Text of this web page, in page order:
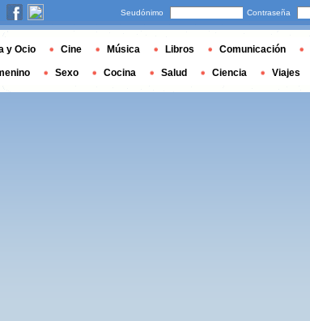
Seudónimo Contraseña
y Ocio Cine Música Libros Comunicación
Sexo Cocina Salud Ciencia Viajes